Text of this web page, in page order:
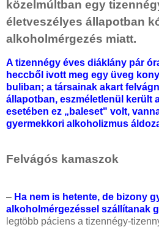
közelmúltban egy
életveszélyes állapotban
alkoholmérgezés miatt.
A tizennégy éves diáklány pár
heccből ivott meg egy üveg
buliban; a társainak akart
állapotban, eszméletlenül került
esetében ez „baleset" volt,
gyermekkori alkoholizmus
Felvágós kamaszok
– Ha nem is hetente, de bizony
alkoholmérgezéssel szállítanak
legtöbb páciens a tizennégy-